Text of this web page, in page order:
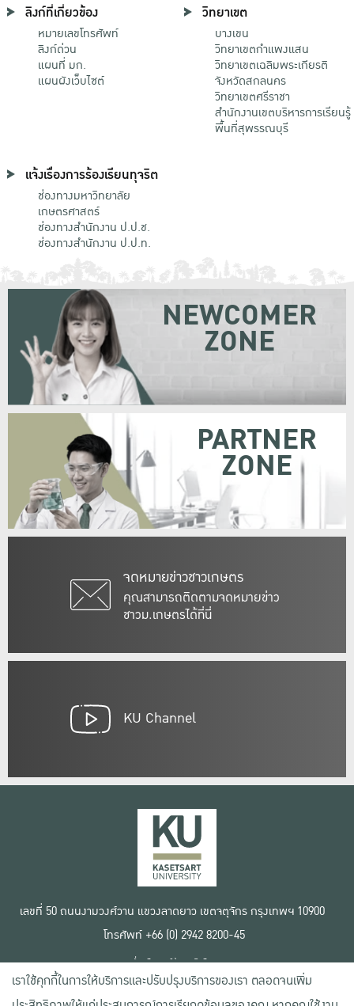
ลิงก์ที่เกี่ยวข้อง
หมายเลขโทรศัพท์
ลิงก์ด่วน
แผนที่ มก.
แผนผังเว็บไซต์
วิทยาเขต
บางเขน
วิทยาเขตกําแพงแสน
วิทยาเขตเฉลิมพระเกียรติ
จังหวัดสกลนคร
วิทยาเขตศรีราชา
สำนักงานเขตบริหารการเรียนรู้
พื้นที่สุพรรณบุรี
แจ้งเรื่องการร้องเรียนทุจริต
ช่องทางมหาวิทยาลัย
เกษตรศาสตร์
ช่องทางสำนักงาน ป.ป.ช.
ช่องทางสำนักงาน ป.ป.ท.
จดหมายข่าวชาวเกษตร
คุณสามารถติดตามจดหมายข่าว
ชาวม.เกษตรได้ที่นี่
NEWCOMER
ZONE
PARTNER
ZONE
KU Channel
เลขที่ 50 ถนนงามวงศ์วาน แขวงลาดยาว เขตจตุจักร กรุงเทพฯ 10900
โทรศัพท์ +66 (0) 2942 8200-45
เงื่อนไขการใช้งานเว็บไซต์
ข้อตกลงด้านสิทธิ์ใช้งาน
นโยบายความเป็นส่วนตัว
เราใช้คุกกี้ในการให้บริการและปรับปรุงบริการของเรา ตลอดจนเพิ่ม